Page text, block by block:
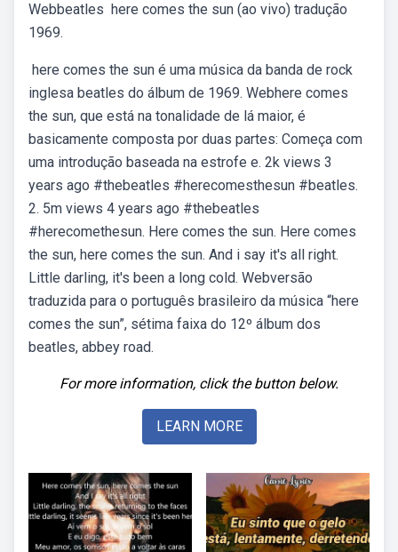
Webbeatles ️ here comes the sun (ao vivo) tradução ️
1969.
️ here comes the sun é uma música da banda de rock
inglesa beatles do álbum de 1969. Webhere comes
the sun, que está na tonalidade de lá maior, é
basicamente composta por duas partes: Começa com
uma introdução baseada na estrofe e. 2k views 3
years ago #thebeatles #herecomesthesun #beatles.
2. 5m views 4 years ago #thebeatles
#herecomethesun. Here comes the sun. Here comes
the sun, here comes the sun. And i say it's all right.
Little darling, it's been a long cold. Webversão
traduzida para o português brasileiro da música “here
comes the sun”, sétima faixa do 12º álbum dos
beatles, abbey road.
For more information, click the button below.
LEARN MORE